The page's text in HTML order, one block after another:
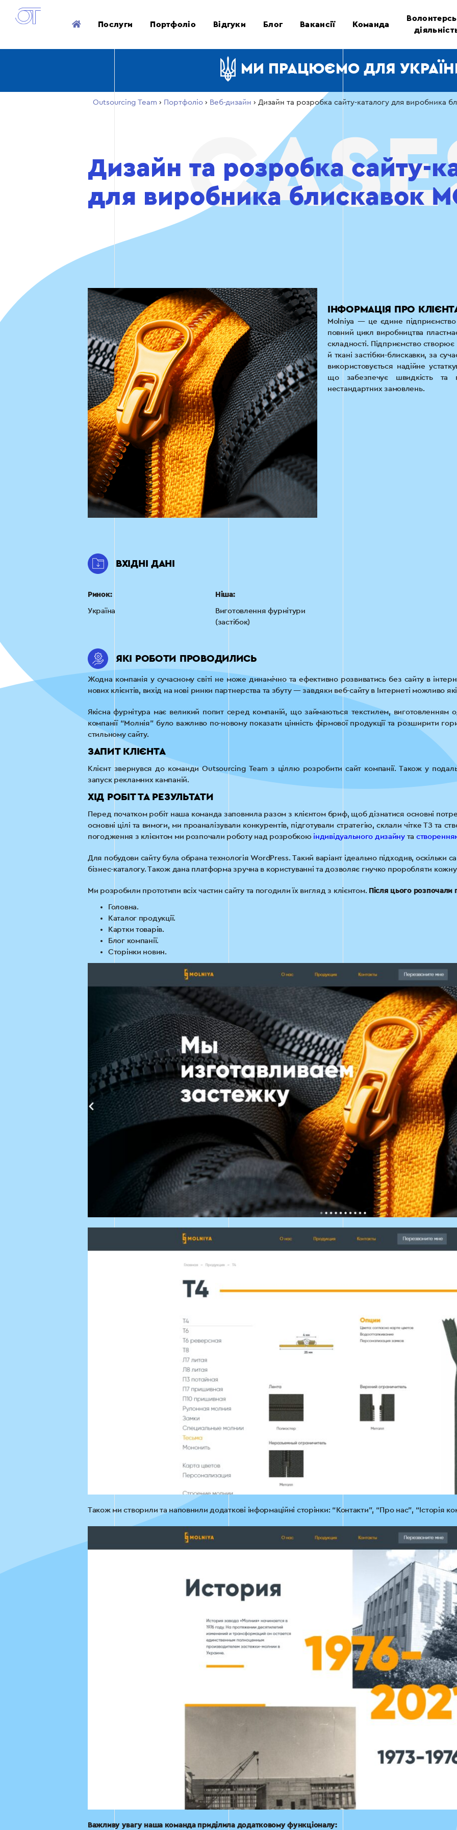
Послуги Портфоліо Відгуки Блог Вакансії Команда
МИ ПРАЦЮЄМО ДЛЯ
Outsourcing Team › Портфоліо › Веб-дизайн › Дизайн та розробка сайту-каталогу для виробника
Дизайн та розробка сайту-
для виробника блискавок
ІНФОРМАЦІЯ ПРО
Molniya — це єдине
повний цикл виробництва
складності. Підприємство створює
й ткані застібки-блискавки, за
використовується надійне
що забезпечує швидкість та
нестандартних замовлень.
ВХІДНІ ДАНІ
Ринок:
Україна
Ніша:
Виготовлення фурнітури
(застібок)
ЯКІ РОБОТИ ПРОВОДИЛИСЬ
Жодна компанія у сучасному світі не може динамічно та ефективно розвиватись без сайту в
нових клієнтів, вихід на нові ринки партнерства та збуту — завдяки веб-сайту в Інтернеті можливо
Якісна фурнітура має великий попит серед компаній, що займаються текстилем, виготовленням
компанії “Молнія” було важливо по-новому показати цінність фірмової продукції та розширити
стильному сайту.
ЗАПИТ КЛІЄНТА
Клієнт звернувся до команди Outsourcing Team з ціллю розробити сайт компанії. Також у
запуск рекламних кампаній.
ХІД РОБІТ ТА РЕЗУЛЬТАТИ
Перед початком робіт наша команда заповнила разом з клієнтом бриф, щоб дізнатися основні
основні цілі та вимоги, ми проаналізували конкурентів, підготували стратегію, склали чітке ТЗ та
погодження з клієнтом ми розпочали роботу над розробкою індивідуального дизайнута
Для побудови сайту була обрана технологія WordPress. Такий варіант ідеально підходив, оскільки
бізнес-каталогу. Також дана платформа зручна в користуванні та дозволяє гнучко проробляти кожну
Ми розробили прототипи всіх частин сайту та погодили їх вигляд з клієнтом. Після цього розпочали
Головна.
Каталог продукції.
Картки товарів.
Блог компанії.
Сторінки новин.
Також ми створили та наповнили додаткові інформаційні сторінки: “Контакти”, “Про нас”, “Історія
Важливу увагу наша команда приділила додатковому функціоналу: